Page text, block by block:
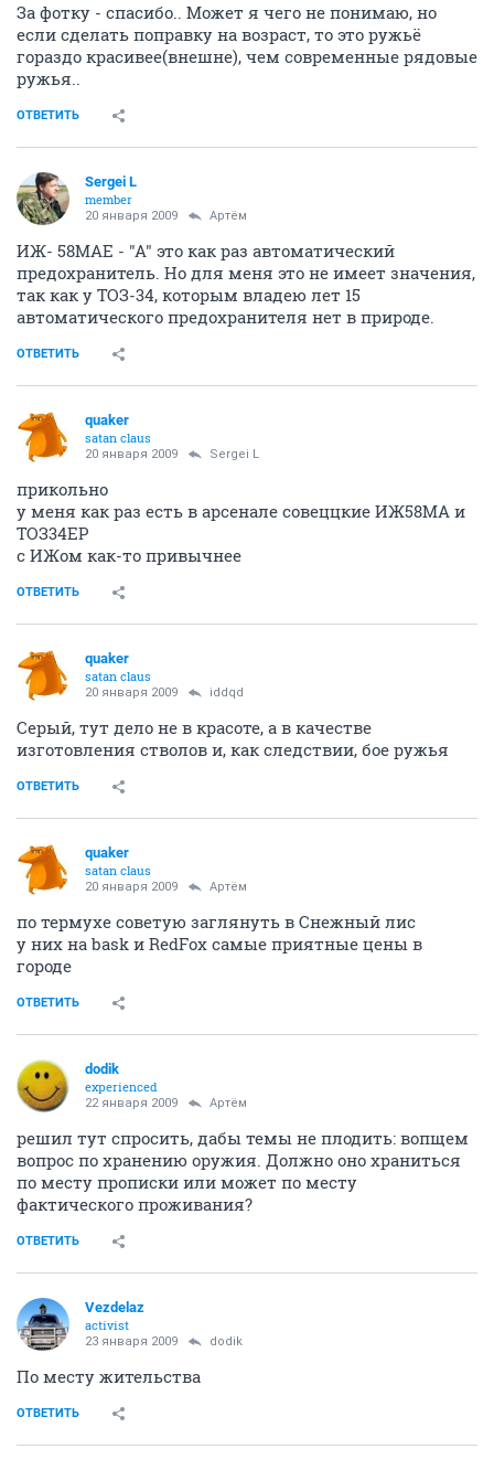
За фотку - спасибо.. Может я чего не понимаю, но
если сделать поправку на возраст, то это ружьё
гораздо красивее(внешне), чем современные рядовые
ружья..
ОТВЕТИТЬ
Sergei L
member
20 января 2009 Артём
ИЖ- 58МАЕ - "А" это как раз автоматический
предохранитель. Но для меня это не имеет значения,
так как у ТОЗ-34, которым владею лет 15
автоматического предохранителя нет в природе.
ОТВЕТИТЬ
quaker
satan claus
20 января 2009 Sergei L
прикольно
у меня как раз есть в арсенале совеццкие ИЖ58МА и
ТОЗ34ЕР
с ИЖом как-то привычнее
ОТВЕТИТЬ
quaker
satan claus
20 января 2009 iddqd
Серый, тут дело не в красоте, а в качестве
изготовления стволов и, как следствии, бое ружья
ОТВЕТИТЬ
quaker
satan claus
20 января 2009 Артём
по термухе советую заглянуть в Снежный лис
у них на bask и RedFox самые приятные цены в
городе
ОТВЕТИТЬ
dodik
experienced
22 января 2009 Артём
решил тут спросить, дабы темы не плодить: вопщем
вопрос по хранению оружия. Должно оно храниться
по месту прописки или может по месту
фактического проживания?
ОТВЕТИТЬ
Vezdelaz
activist
23 января 2009 dodik
По месту жительства
ОТВЕТИТЬ